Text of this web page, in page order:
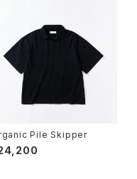
Pile Skipper